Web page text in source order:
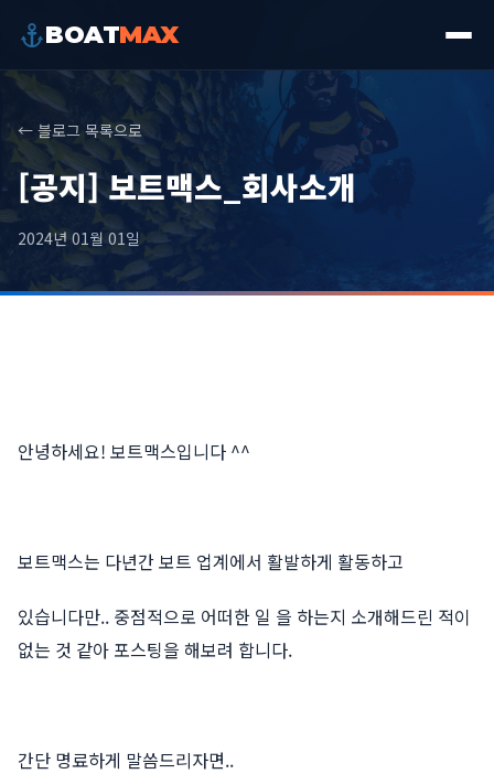
BOATMAX
← 블로그 목록으로
[공지] 보트맥스_회사소개
2024년 01월 01일
안녕하세요! 보트맥스입니다 ^^
보트맥스는 다년간 보트 업계에서 활발하게 활동하고
있습니다만.. 중점적으로 어떠한 일 을 하는지 소개해드린 적이
없는 것 같아 포스팅을 해보려 합니다.
간단 명료하게 말씀드리자면..